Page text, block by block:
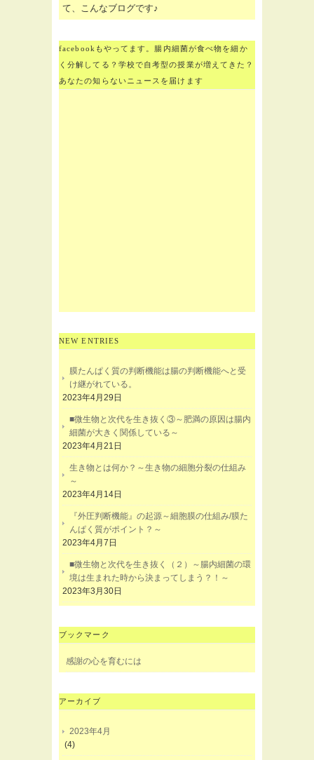
て、こんなブログです♪
facebookもやってます。腸内細菌が食べ物を細か
く分解してる？学校で自考型の授業が増えてきた？
あなたの知らないニュースを届けます
NEW ENTRIES
膜たんぱく質の判断機能は腸の判断機能へと受
け継がれている。
2023年4月29日
■微生物と次代を生き抜く③～肥満の原因は腸内
細菌が大きく関係している～
2023年4月21日
生き物とは何か？～生き物の細胞分裂の仕組み
～
2023年4月14日
『外圧判断機能』の起源～細胞膜の仕組み/膜た
んぱく質がポイント？～
2023年4月7日
■微生物と次代を生き抜く（２）～腸内細菌の環
境は生まれた時から決まってしまう？！～
2023年3月30日
ブックマーク
感謝の心を育むには
アーカイブ
2023年4月
(4)